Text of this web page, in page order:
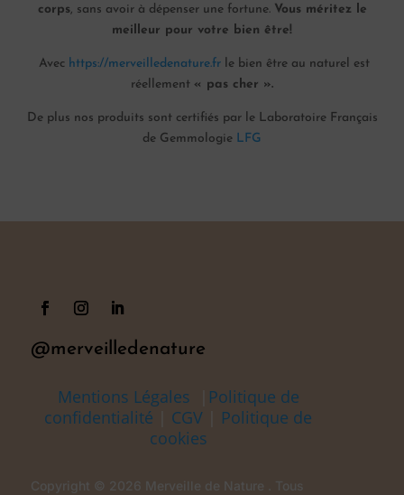
corps, sans avoir à dépenser une fortune. Vous méritez le
meilleur pour votre bien être!
Avec https://merveilledenature.frle bien être au naturel est
réellement « pas cher ».
De plus nos produits sont certifiés par le Laboratoire Français
de Gemmologie LFG
@merveilledenature
Mentions Légales
Politique de
confidentialité
CGV
Politique de
cookies
Copyright © 2026 Merveille de Nature . Tous